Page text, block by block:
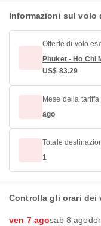
Informazioni sul volo
Offerte di volo
Phuket - Ho Chi
US$ 83.29
Mese della
ago
Totale
1
Controlla gli orari dei
ven 7 agosab 8 ago